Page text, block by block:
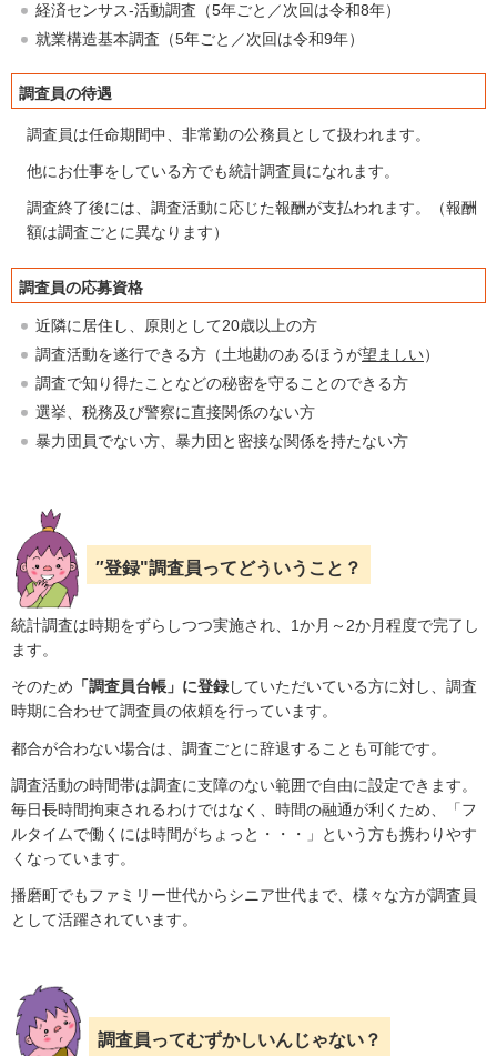
経済センサス-活動調査（5年ごと／次回は令和8年）
就業構造基本調査（5年ごと／次回は令和9年）
調査員の待遇
調査員は任命期間中、非常勤の公務員として扱われます。
他にお仕事をしている方でも統計調査員になれます。
調査終了後には、調査活動に応じた報酬が支払われます。（報酬
額は調査ごとに異なります）
調査員の応募資格
近隣に居住し、原則として20歳以上の方
調査活動を遂行できる方（土地勘のあるほうが望ましい）
調査で知り得たことなどの秘密を守ることのできる方
選挙、税務及び警察に直接関係のない方
暴力団員でない方、暴力団と密接な関係を持たない方
″登録"調査員ってどういうこと？
統計調査は時期をずらしつつ実施され、1か月～2か月程度で完了し
ます。
そのため 「調査員台帳」に登録していただいている方に対し、調査
時期に合わせて調査員の依頼を行っています。
都合が合わない場合は、調査ごとに辞退することも可能です。
調査活動の時間帯は調査に支障のない範囲で自由に設定できます。
毎日長時間拘束されるわけではなく、時間の融通が利くため、「フ
ルタイムで働くには時間がちょっと・・・」という方も携わりやす
くなっています。
播磨町でもファミリー世代からシニア世代まで、様々な方が調査員
として活躍されています。
調査員ってむずかしいんじゃない？